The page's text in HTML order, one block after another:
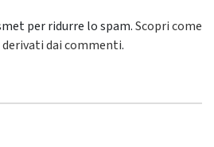
per ridurre lo spam.Scopri come
dai commenti.